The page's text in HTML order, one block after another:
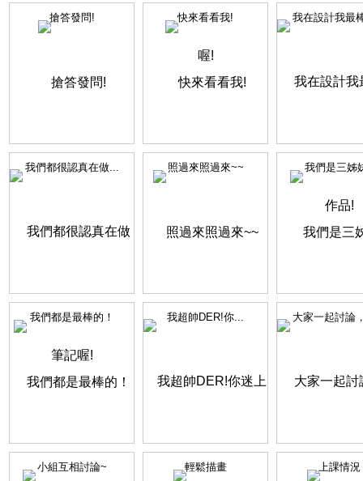
搶答發問! 快來看看我! 我在設計我最
我們都很認真在做... 照過來照過來~~ 我們是三姊
我們都是最棒的！ 我超帥DER!你... 大家一起討論
小組互相討論~ 輕鬆描畫 上課情況